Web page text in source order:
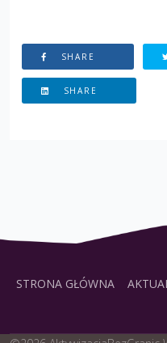
SHARE
SHARE
STRONA GŁÓWNA